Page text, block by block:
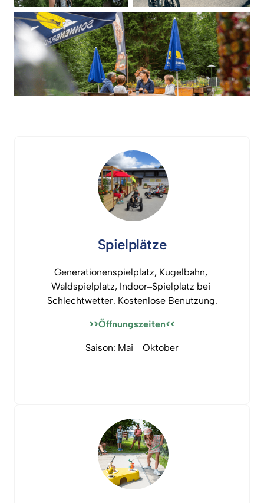
Spielplätze
Generationenspielplatz,
Waldspielplatz, Indoor‒Spielplatz
Schlechtwetter. Kostenlose Benutzung.
>>Öffnungszeiten<<
Saison: Mai ‒ Oktober